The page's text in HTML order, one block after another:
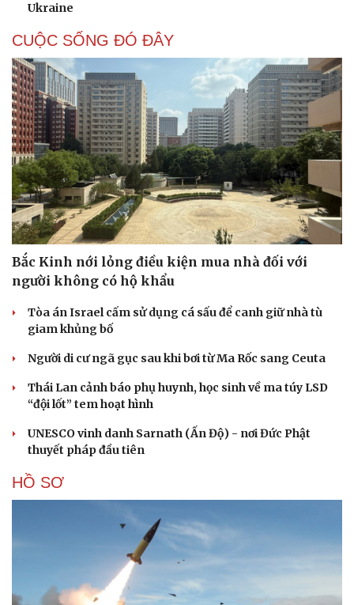
Cải chính
Ukraine
CUỘC SỐNG ĐÓ ĐÂY
Bắc Kinh nới lỏng điều kiện mua nhà đối với
người không có hộ khẩu
Tòa án Israel cấm sử dụng cá sấu để canh giữ nhà tù
giam khủng bố
Người di cư ngã gục sau khi bơi từ Ma Rốc sang Ceuta
Thái Lan cảnh báo phụ huynh, học sinh về ma túy LSD
“đội lốt” tem hoạt hình
UNESCO vinh danh Sarnath (Ấn Độ) - nơi Đức Phật
thuyết pháp đầu tiên
HỒ SƠ